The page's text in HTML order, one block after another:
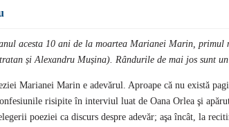
acesta 10 ani de la moartea Marianei Marin, primul
și Alexandru Mușina). Rândurile de mai jos sunt
Marianei Marin e adevărul. Aproape că nu există
risipite în interviul luat de Oana Orlea şi
poeziei ca discurs despre adevăr; aşa încât, la